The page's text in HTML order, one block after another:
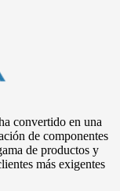
convertido en una
de componentes
de productos y
más exigentes